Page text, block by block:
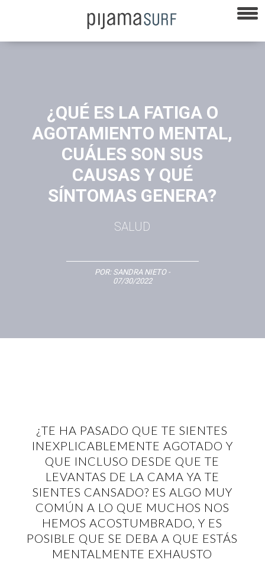
¿QUÉ ES LA FATIGA O
AGOTAMIENTO MENTAL,
CUÁLES SON SUS
CAUSAS Y QUÉ
SÍNTOMAS GENERA?
SALUD
POR: SANDRA NIETO-
07/30/2022
¿TE HA PASADO QUE TE SIENTES
INEXPLICABLEMENTE AGOTADO Y
QUE INCLUSO DESDE QUE TE
LEVANTAS DE LA CAMA YA TE
SIENTES CANSADO? ES ALGO MUY
COMÚN A LO QUE MUCHOS NOS
HEMOS ACOSTUMBRADO, Y ES
POSIBLE QUE SE DEBA A QUE ESTÁS
MENTALMENTE EXHAUSTO